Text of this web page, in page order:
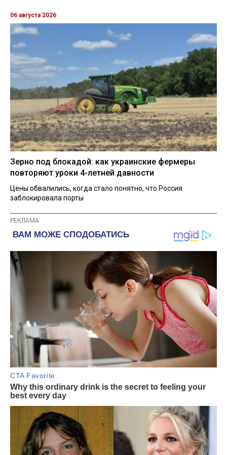
06 августа 2026
Зерно под блокадой: как украинские фермеры
повторяют уроки 4-летней давности
Цены обвалились, когда стало понятно, что Россия
заблокировала порты